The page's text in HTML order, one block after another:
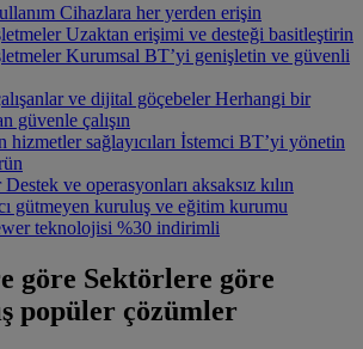
Cihazlara her yerden erişin
Uzaktan erişimi ve desteği basitleştirin
Kurumsal BT’yi genişletin ve güvenli
ve dijital göçebeler Herhangi bir
güvenle çalışın
hizmetler sağlayıcıları İstemci BT’yi yönetin
Destek ve operasyonları aksaksız kılın
gütmeyen kuruluş ve eğitim kurumu
teknolojisi %30 indirimli
göre Sektörlere göre
popüler çözümler